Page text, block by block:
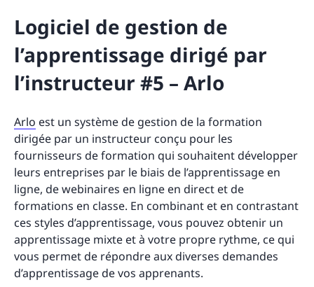
Logiciel de gestion de
l’apprentissage dirigé par
l’instructeur #5 – Arlo
Arlo est un système de gestion de la formation
dirigée par un instructeur conçu pour les
fournisseurs de formation qui souhaitent développer
leurs entreprises par le biais de l’apprentissage en
ligne, de webinaires en ligne en direct et de
formations en classe. En combinant et en contrastant
ces styles d’apprentissage, vous pouvez obtenir un
apprentissage mixte et à votre propre rythme, ce qui
vous permet de répondre aux diverses demandes
d’apprentissage de vos apprenants.